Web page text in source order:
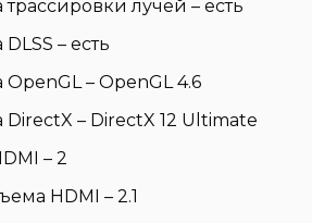
лучей – есть
– есть
– OpenGL 4.6
– DirectX 12 Ultimate
– 2
HDMI – 2.1